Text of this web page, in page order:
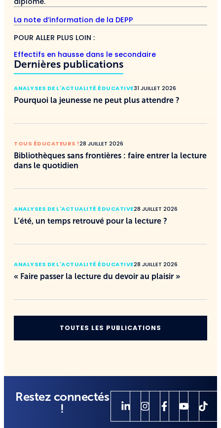
La note d’information de la DEPP
POUR ALLER PLUS LOIN :
Effectifs en hausse dans le secondaire
Dernières publications
ANALYSES DE L'ACTUALITÉ ÉDUCATIVE31 JUILLET 2026
Pourquoi la jeunesse ne peut plus attendre ?
TOUS ÉDUCATEURS !28 JUILLET 2026
Bibliothèques sans frontières : faire entrer la lecture
dans le quotidien
ANALYSES DE L'ACTUALITÉ ÉDUCATIVE28 JUILLET 2026
L’été, un temps retrouvé pour la lecture ?
ANALYSES DE L'ACTUALITÉ ÉDUCATIVE28 JUILLET 2026
« Faire passer la lecture du devoir au plaisir »
TOUTES LES PUBLICATIONS
Restez connectés
!